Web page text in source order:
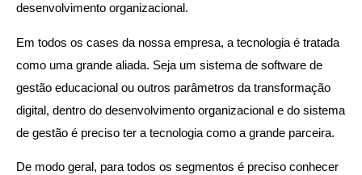
desenvolvimento organizacional.
Em todos os cases da nossa empresa, a tecnologia é tratada
como uma grande aliada. Seja um sistema de software de
gestão educacional ou outros parâmetros da transformação
digital, dentro do desenvolvimento organizacional e do sistema
de gestão é preciso ter a tecnologia como a grande parceira.
De modo geral, para todos os segmentos é preciso conhecer